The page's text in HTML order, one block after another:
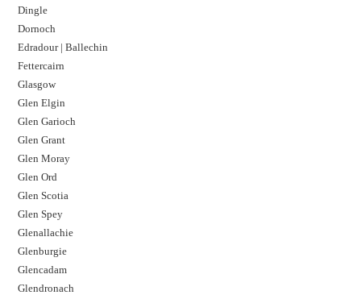
Dingle
Dornoch
Edradour | Ballechin
Fettercairn
Glasgow
Glen Elgin
Glen Garioch
Glen Grant
Glen Moray
Glen Ord
Glen Scotia
Glen Spey
Glenallachie
Glenburgie
Glencadam
Glendronach